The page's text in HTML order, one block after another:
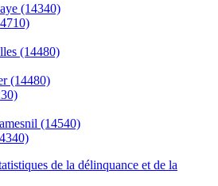
(14340)
(14480)
(14480)
(14540)
de la délinquance et de la